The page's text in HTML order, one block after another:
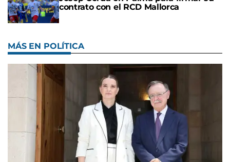
contrato con el RCD Mallorca
MÁS EN POLÍTICA